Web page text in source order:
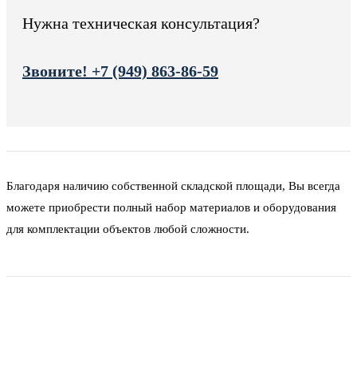
Нужна техническая консультация?
Звоните! +7 (949) 863-86-59
Благодаря наличию собственной складской площади, Вы всегда
можете приобрести полный набор материалов и оборудования
для комплектации объектов любой сложности.